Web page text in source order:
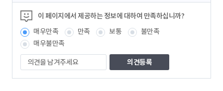
츠
정
보
책
임
자
이 페이지에서 제공하는 정보에 대하여 만족하십니까?
매우만족
만족 보통
불만족
매우불만족
의
견
을